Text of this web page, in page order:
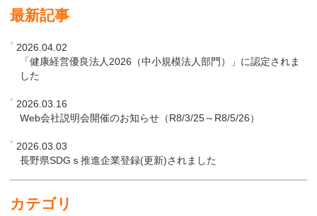
最新記事
2026.04.02
「健康経営優良法人2026（中小規模法人部門）」に認定されま
した
2026.03.16
Web会社説明会開催のお知らせ（R8/3/25～R8/5/26）
2026.03.03
長野県SDGｓ推進企業登録(更新)されました
カテゴリ